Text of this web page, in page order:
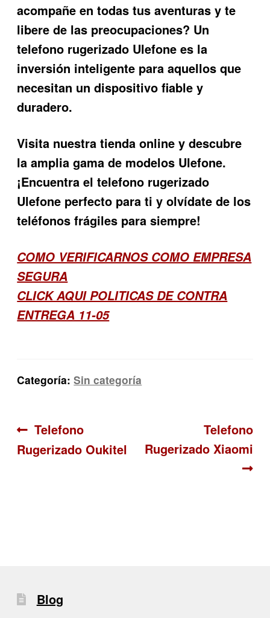
acompañe en todas tus aventuras y te
libere de las preocupaciones? Un
telefono rugerizado Ulefone es la
inversión inteligente para aquellos que
necesitan un dispositivo fiable y
duradero.
Visita nuestra tienda online y descubre
la amplia gama de modelos Ulefone.
¡Encuentra eltelefono rugerizado
Ulefone perfecto para ti y olvídate de los
teléfonos frágiles para siempre!
COMO VERIFICARNOS COMO EMPRESA
SEGURA
CLICK AQUI POLITICAS DE CONTRA
ENTREGA 11-05
Categoría:Sin categoría
Navegación
de
Anterior:
Telefono
Rugerizado Oukitel
Siguiente:
Telefono
Rugerizado Xiaomi
Blog